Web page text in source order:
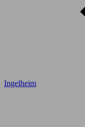
Ingelheim